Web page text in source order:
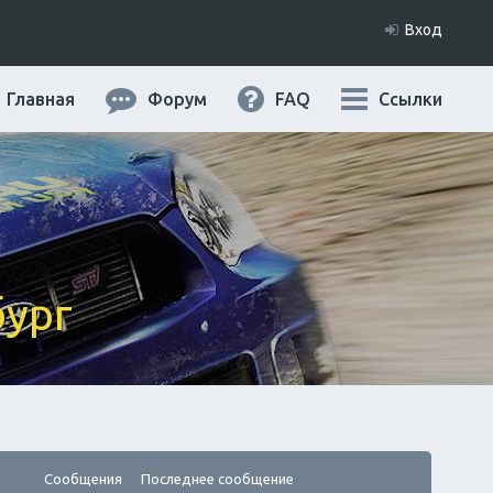
Вход
Ссылки
FAQ
Форум
Главная
Сообщения Последнее сообщение